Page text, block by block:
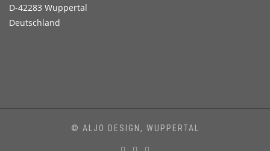
D-42283 Wuppertal
Deutschland
© ALJO DESIGN, WUPPERTAL